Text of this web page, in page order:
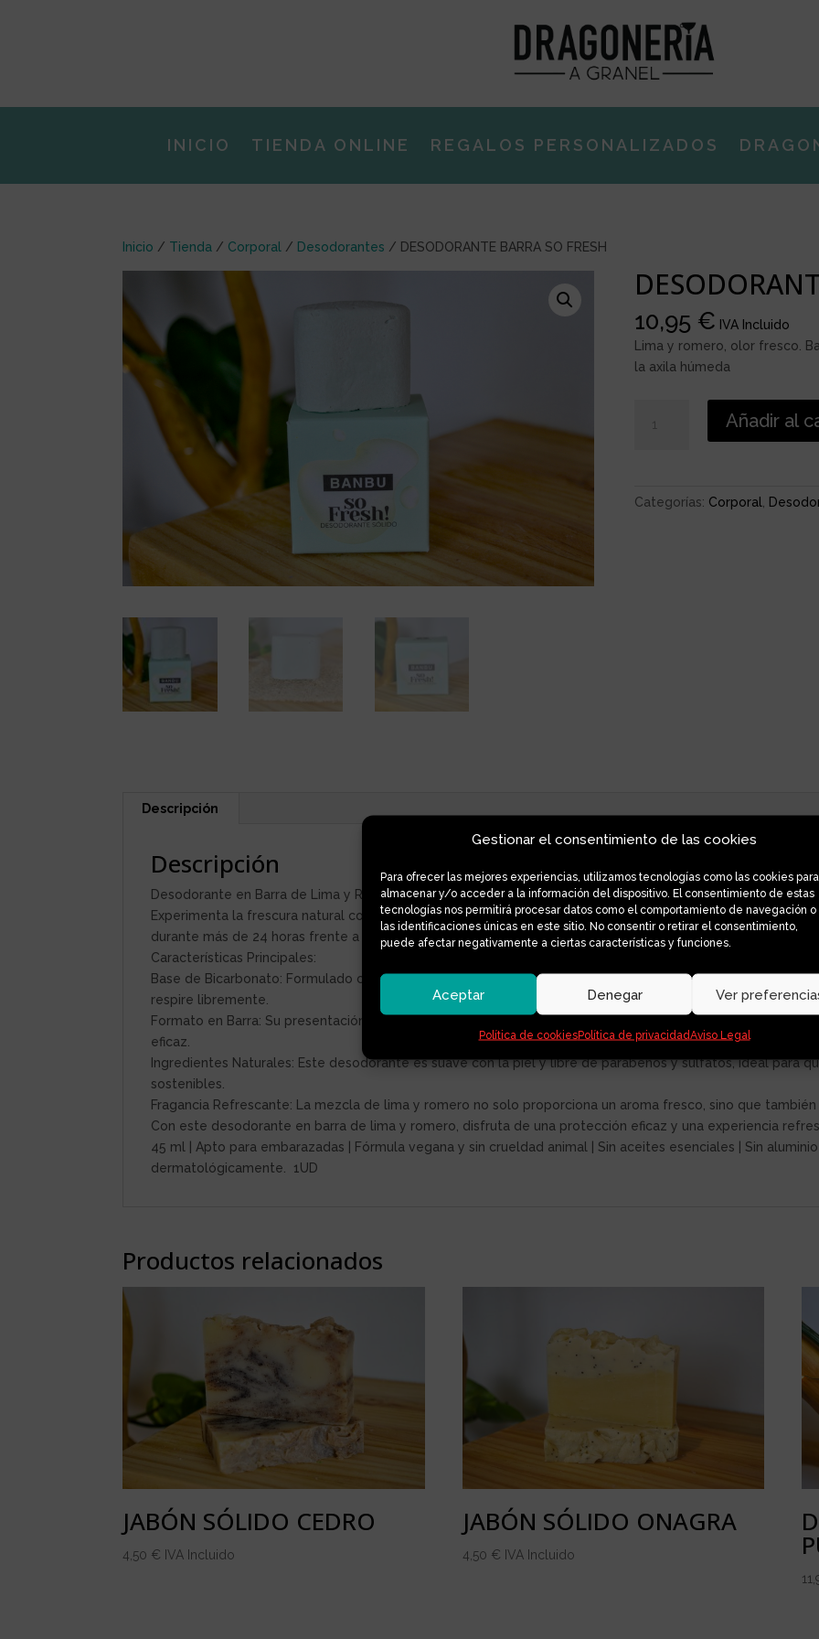
Gestionar el consentimiento de las cookies
Para ofrecer las mejores experiencias, utilizamos tecnologías como las cookies para
almacenar y/o acceder a la información del dispositivo. El consentimiento de estas
tecnologías nos permitirá procesar datos como el comportamiento de navegación o
las identificaciones únicas en este sitio. No consentir o retirar el consentimiento,
puede afectar negativamente a ciertas características y funciones.
Aceptar Denegar Ver
Política de cookiesPolítica de privacidadAviso Legal
INICIO TIENDA ONLINE REGALOS PERSONALIZADOS
Inicio / Tienda / Corporal / Desodorantes / DESODORANTE BARRA SO FRESH
10,95 € IVA Incluido
Lima y romero, olor fresco.
la axila húmeda
BARRA
Añadir al
Categorías: Corporal
Descripción
Descripción
Desodorante en Barra de Lima y Romero
Experimenta la frescura natural con nuestro desodorante en barra de lima y romero. Su combinación de
durante más de 24 horas frente a la sudoración
Características Principales:
Base de Bicarbonato: Formulado con bicarbonato de sodio, este desodorante neutraliza los olores sin
respire libremente.
Formato en Barra: Su presentación en barra es práctica y fácil de usar. Simplemente aplícalo en la axila
eficaz.
Ingredientes Naturales: Este desodorante es suave con la piel y libre de parabenos y sulfatos, ideal para
sostenibles.
Fragancia Refrescante: La mezcla de lima y romero no solo proporciona un aroma fresco, sino que también
Con este desodorante en barra de lima y romero, disfruta de una protección eficaz y una experiencia
45 ml | Apto para embarazadas | Fórmula vegana y sin crueldad animal | Sin aceites esenciales | Sin
dermatológicamente. 1UD
Productos relacionados
JABÓN SÓLIDO CEDRO
4,50 € IVA Incluido
JABÓN SÓLIDO ONAGRA
4,50 € IVA Incluido